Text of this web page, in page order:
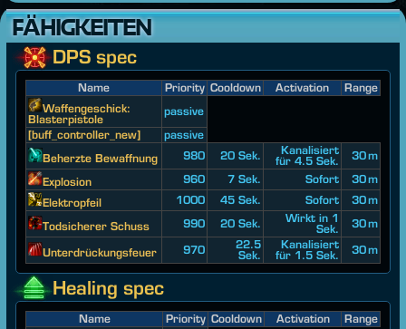
FÄHIGKEITEN
DPS spec
Name Priority Cooldown Activation
Range
Waffengeschick:
Blasterpistole
passive
[buff_controller_new]
passive
Beherzte Bewaffnung
980 20 Sek.
Kanalisiert
für 4.5 Sek.
30 m
Explosion
960 7 Sek. Sofort
30 m
Elektropfeil
1000 45 Sek. Sofort
30 m
Todsicherer Schuss
990 20 Sek.
Wirkt in 1
Sek.
30 m
Unterdrückungsfeuer 970
22.5
Sek.
Kanalisiert
für 1.5 Sek.
30 m
Healing spec
Name Priority Cooldown Activation
Range